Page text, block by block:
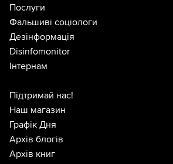
Послуги
Фальшиві соціологи
Дезінформація
Disinfomonitor
Інтернам
Підтримай нас!
Наш магазин
Графік Дня
Архів блогів
Архів книг